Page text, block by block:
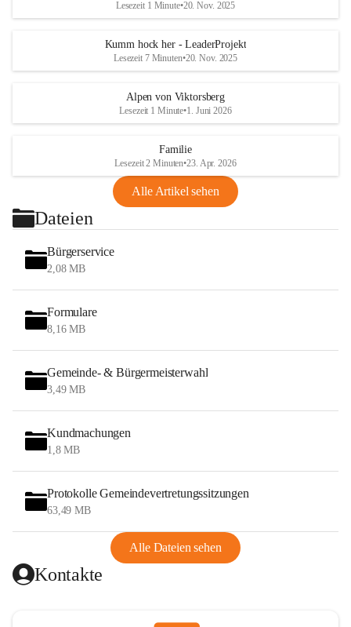
Lesezeit 1 Minute•20. Nov. 2025
Kumm hock her - LeaderProjekt
Lesezeit 7 Minuten•20. Nov. 2025
Alpen von Viktorsberg
Lesezeit 1 Minute•1. Juni 2026
Familie
Lesezeit 2 Minuten•23. Apr. 2026
Alle Artikel sehen
Dateien
Bürgerservice
2,08 MB
Formulare
8,16 MB
Gemeinde- & Bürgermeisterwahl
3,49 MB
Kundmachungen
1,8 MB
Protokolle Gemeindevertretungssitzungen
63,49 MB
Alle Dateien sehen
Kontakte